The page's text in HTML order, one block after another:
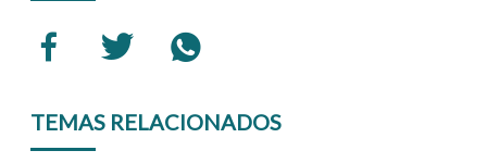
TEMAS RELACIONADOS